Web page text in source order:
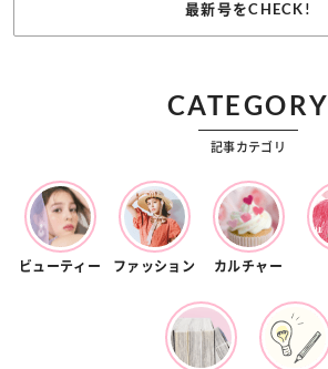
最新号をCHECK!
CATEGORY
記事カテゴリ
ビューティー ファッション カルチャー